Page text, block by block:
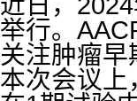
举行。
关注肿瘤
本次会议上